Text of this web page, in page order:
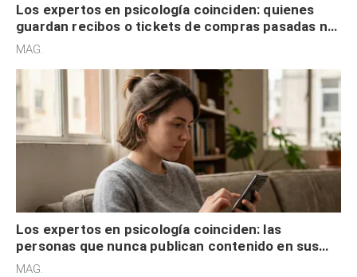
Los expertos en psicología coinciden: quienes
guardan recibos o tickets de compras pasadas no
son acumuladores, sino que tienen necesidad de
MAG.
Los expertos en psicología coinciden: las
personas que nunca publican contenido en sus
redes sociales no pretenden buscar validación
MAG.